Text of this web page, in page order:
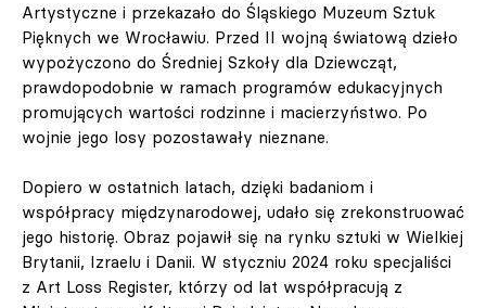
Artystyczne i przekazało do Śląskiego Muzeum Sztuk
Pięknych we Wrocławiu. Przed II wojną światową dzieło
wypożyczono do Średniej Szkoły dla Dziewcząt,
prawdopodobnie w ramach programów edukacyjnych
promujących wartości rodzinne i macierzyństwo. Po
wojnie jego losy pozostawały nieznane.
Dopiero w ostatnich latach, dzięki badaniom i
współpracy międzynarodowej, udało się zrekonstruować
jego historię. Obraz pojawił się na rynku sztuki w Wielkiej
Brytanii, Izraelu i Danii. W styczniu 2024 roku specjaliści
z Art Loss Register, którzy od lat współpracują z